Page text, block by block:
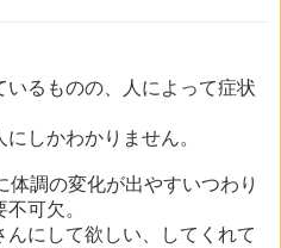
るものの、人によって症状
しかわかりません。
調の変化が出やすいつわり
可欠。
にして欲しい、してくれて